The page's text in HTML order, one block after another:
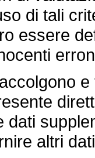
di tali
essere
dati
altri